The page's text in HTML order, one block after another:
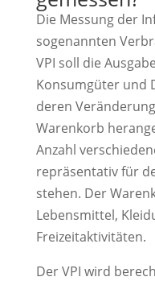
Die Messung der
sogenannten
VPI soll die
Konsumgüter und
deren
Warenkorb
Anzahl
repräsentativ für
stehen. Der
Lebensmittel,
Freizeitaktivitäten.
Der VPI wird